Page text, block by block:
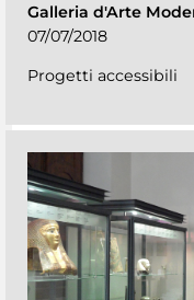
Galleria d'Arte
07/07/2018
Progetti accessibili